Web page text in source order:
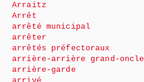
Arraitz
Arrêt
arrêté municipal
arrêter
arrêtés préfectoraux
arrière-arrière grand-oncle
arrière-garde